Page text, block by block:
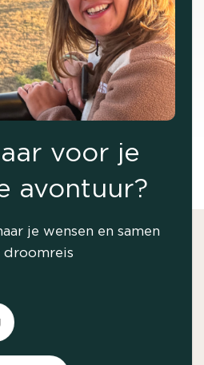
voor je
avontuur?
je wensen en samen
droomreis